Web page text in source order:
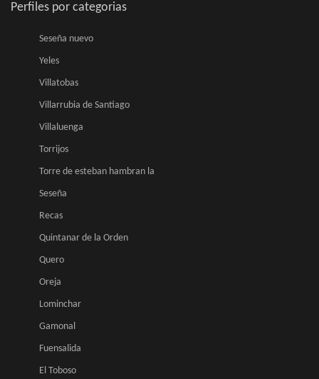
Perfiles por categorias
Seseña nuevo
Yeles
Villatobas
Villarrubia de Santiago
Villaluenga
Torrijos
Torre de esteban hambran la
Seseña
Recas
Quintanar de la Orden
Quero
Oreja
Lominchar
Gamonal
Fuensalida
El Toboso